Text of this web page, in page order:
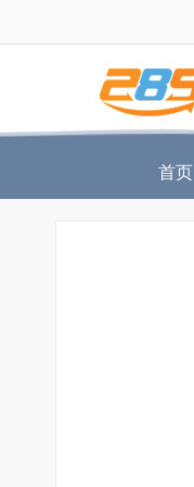
首页